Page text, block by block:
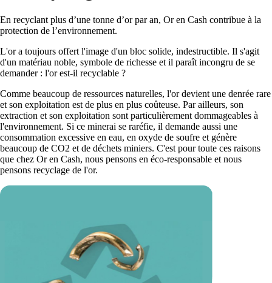
En recyclant plus d’une tonne d’or par an, Or en Cash contribue à la
protection de l’environnement.
L'or a toujours offert l'image d'un bloc solide, indestructible. Il s'agit
d'un matériau noble, symbole de richesse et il paraît incongru de se
demander : l'or est-il recyclable ?
Comme beaucoup de ressources naturelles, l'or devient une denrée rare
et son exploitation est de plus en plus coûteuse. Par ailleurs, son
extraction et son exploitation sont particulièrement dommageables à
l'environnement. Si ce minerai se raréfie, il demande aussi une
consommation excessive en eau, en oxyde de soufre et génère
beaucoup de CO2 et de déchets miniers. C'est pour toute ces raisons
que chez Or en Cash, nous pensons en éco-responsable et nous
pensons recyclage de l'or.